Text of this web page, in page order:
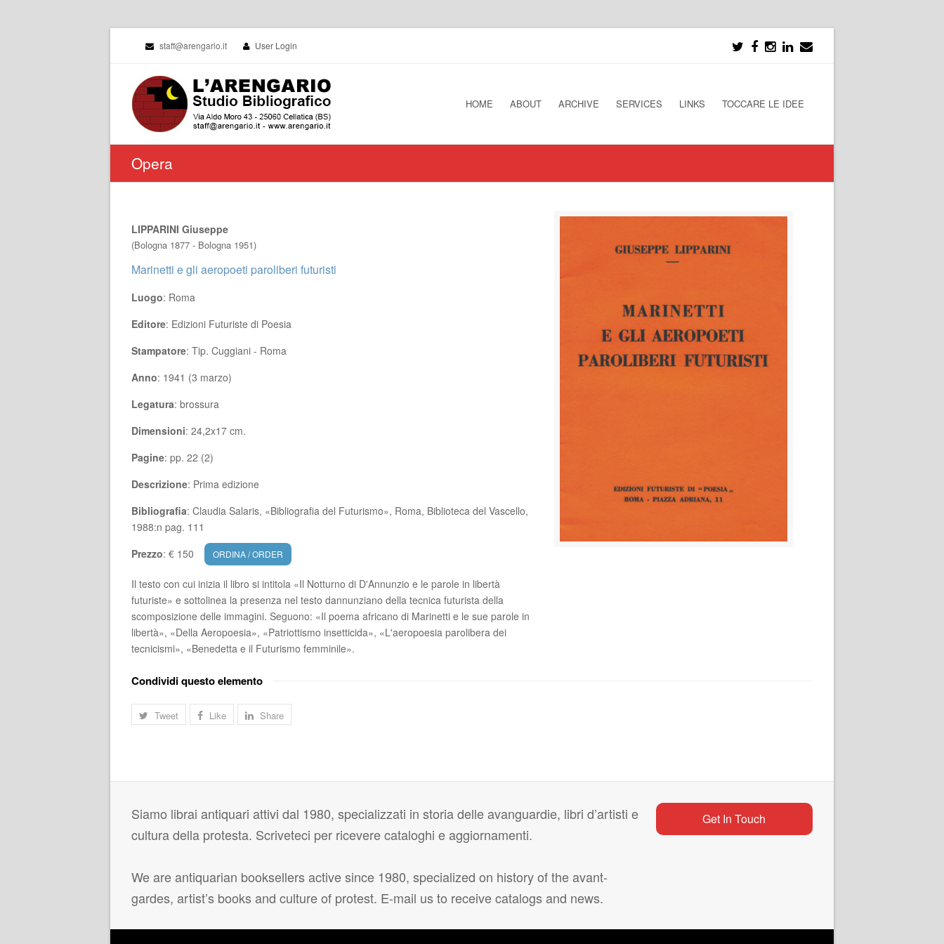
staff@arengario.it User Login
HOME ABOUT ARCHIVE SERVICES LINKS TOCCARE LE IDEE
Opera
LIPPARINI Giuseppe
(Bologna 1877 - Bologna 1951)
Marinetti e gli aeropoeti paroliberi futuristi
Luogo: Roma
Editore: Edizioni Futuriste di Poesia
Stampatore: Tip. Cuggiani - Roma
Anno: 1941 (3 marzo)
Legatura: brossura
Dimensioni: 24,2x17 cm.
Pagine: pp. 22 (2)
Descrizione: Prima edizione
Bibliografia: Claudia Salaris, «Bibliografia del Futurismo», Roma, Biblioteca del Vascello,
1988:n pag. 111
Prezzo: € 150 ORDINA / ORDER
Il testo con cui inizia il libro si intitola «Il Notturno di D'Annunzio e le parole in libertà
futuriste» e sottolinea la presenza nel testo dannunziano della tecnica futurista della
scomposizione delle immagini. Seguono: «Il poema africano di Marinetti e le sue parole in
libertà», «Della Aeropoesia», «Patriottismo insetticida», «L'aeropoesia parolibera dei
tecnicismi», «Benedetta e il Futurismo femminile».
Condividi questo elemento
Tweet Like Share
Siamo librai antiquari attivi dal 1980, specializzati in storia delle avanguardie, libri d’artisti e
cultura della protesta. Scriveteci per ricevere cataloghi e aggiornamenti.
We are antiquarian booksellers active since 1980, specialized on history of the avant-
gardes, artist’s books and culture of protest. E-mail us to receive catalogs and news.
Get In Touch